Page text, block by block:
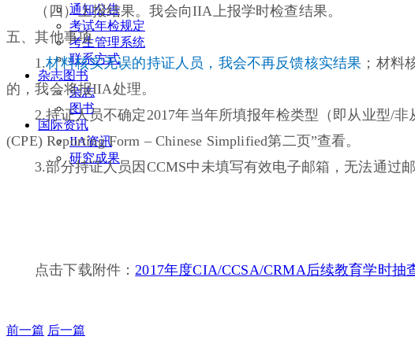
通知公告
考试年检规定
考生管理系统
联系方式
杂志图书
杂志
图书
国际资讯
IIA资讯
研究成果
（四）上报结果。我会向IIA上报学时检查结果。
五、其他事项
1.材料核实无误的持证人员，我会不再反馈核实结果 ；材料
的，我会将报IIA处理。
2.持证人员不确定2017年当年所填报年检类型（即从业型/非
(CPE) Reporting Form – Chinese Simplified第二页”查看。
3.部分持证人员因CCMS中未填写有效电子邮箱，无法通过
点击下载附件：2017年度CIA/CCSA/CRMA后续教育学时抽
前一篇 后一篇